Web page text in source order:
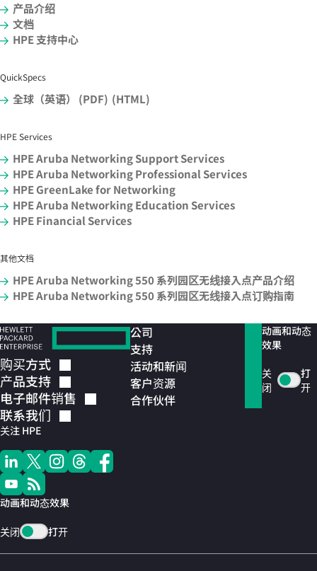
产品介绍
文档
HPE 支持中心
QuickSpecs
全球（英语） (PDF) (HTML)
HPE Services
HPE Aruba Networking Support Services
HPE Aruba Networking Professional Services
HPE GreenLake for Networking
HPE Aruba Networking Education Services
HPE Financial Services
其他文档
HPE Aruba Networking 550 系列园区无线接入点产品介绍
HPE Aruba Networking 550 系列园区无线接入点订购指南
购买方式
产品支持
电子邮件销售
联系我们
关注 HPE
动画和动态效果
关闭 打开
公司
支持
活动和新闻
客户资源
合作伙伴
动画和动态
效果
关
闭
打
开